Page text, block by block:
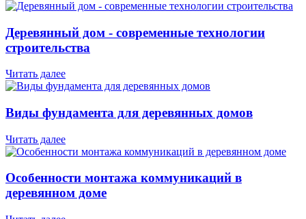
Деревянный дом - современные технологии
строительства
Читать далее
Виды фундамента для деревянных домов
Читать далее
Особенности монтажа коммуникаций в
деревянном доме